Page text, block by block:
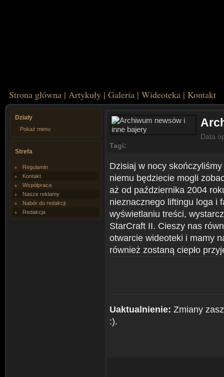
Strona główna | Artykuły | Galeria | Wideoteka | Kontakt
Działy
Pokaż menu
Strefa
Regulamin
Kontakt
Współpraca
Nasze reklamy
Nabór do redakcji
Redakcja
Data
Tagi:
Dzisiaj w nocy
niemu będziecie mogli
aż od października 2004
nieznacznego liftingu loga i
wyświetlaniu treści,
StarCraft II. Cieszy nas
otwarcie wideoteki i mamy
również zostaną ciepło
Uaktualnienie: Zmiany
:).